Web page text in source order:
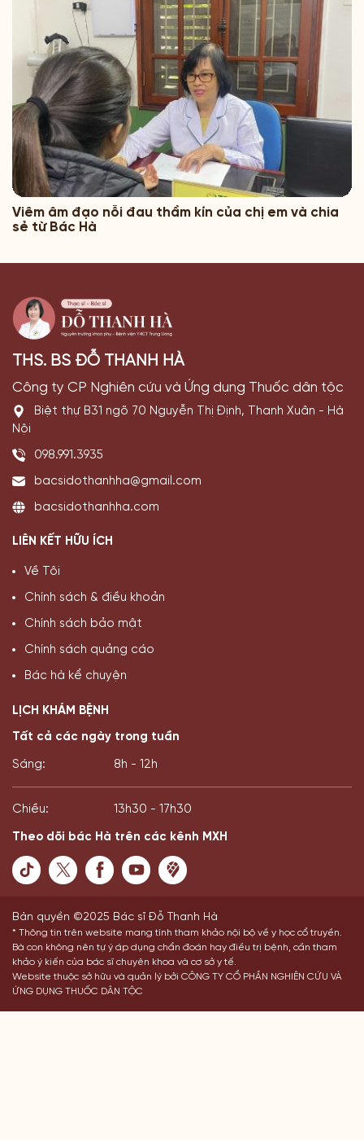
Viêm âm đạo nỗi đau thầm kín của chị em và chia
sẻ từ Bác Hà
THS. BS ĐỖ THANH HÀ
Công ty CP Nghiên cứu và Ứng dụng Thuốc dân tộc
Biệt thự B31 ngõ 70 Nguyễn Thị Định, Thanh Xuân - Hà
Nội
098.991.3935
bacsidothanhha@gmail.com
bacsidothanhha.com
LIÊN KẾT HỮU ÍCH
Về Tôi
Chính sách & điều khoản
Chính sách bảo mật
Chính sách quảng cáo
Bác hà kể chuyện
LỊCH KHÁM BỆNH
Tất cả các ngày trong tuần
Sáng: 8h - 12h
Chiều: 13h30 - 17h30
Theo dõi bác Hà trên các kênh MXH
Bản quyền ©2025 Bác sĩ Đỗ Thanh Hà
* Thông tin trên website mang tính tham khảo nội bộ về y học cổ truyền.
Bà con không nên tự ý áp dụng chẩn đoán hay điều trị bệnh, cần tham
khảo ý kiến của bác sĩ chuyên khoa và cơ sở y tế.
Website thuộc sở hữu và quản lý bởi CÔNG TY CỔ PHẦN NGHIÊN CỨU VÀ
ỨNG DỤNG THUỐC DÂN TỘC